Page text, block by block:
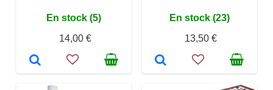
En stock (5)
14,00 €
En stock (23)
13,50 €